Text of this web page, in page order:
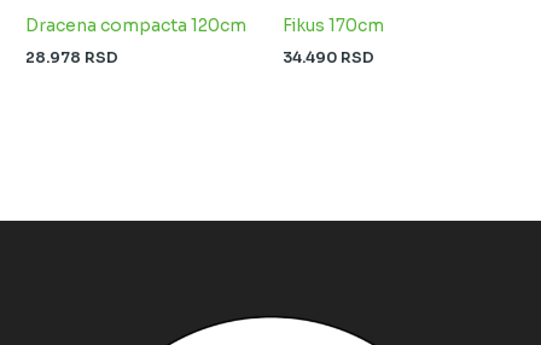
Dracena compacta 120cm
28.978 RSD
Fikus 170cm
34.490 RSD